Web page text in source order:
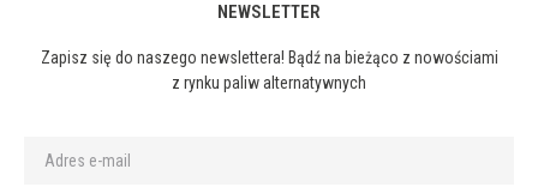
NEWSLETTER
Zapisz się do naszego newslettera! Bądź na bieżąco z nowościami
z rynku paliw alternatywnych